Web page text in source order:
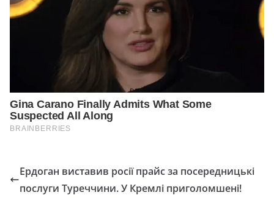
Ердоган виставив росії прайс за посередницькі
послуги Туреччини. У Кремлі приголомшені!